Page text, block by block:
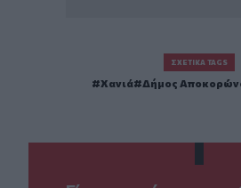
ΣΧΕΤΙΚΆ TAGS
Χανιά Δήμος